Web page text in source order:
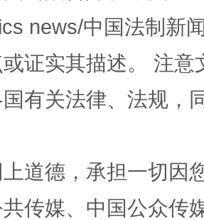
山、麦地、白藏房 除
news/中国法制新
证实其描述。 注
有关法律、法规，
道德，承担一切因
传媒、中国公众传